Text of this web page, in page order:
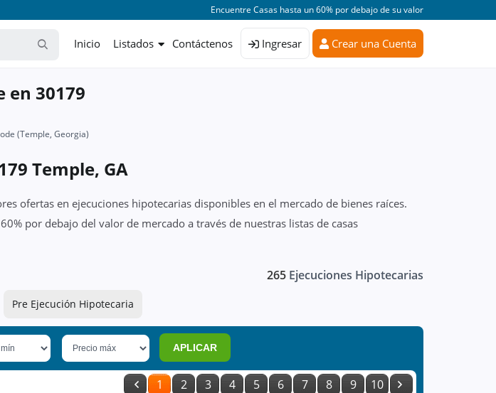
Encuentre Casas hasta un 60% por debajo de su valor
Inicio Listados Contáctenos Ingresar Crear una Cuenta
en 30179
(Temple, Georgia)
Temple, GA
ofertas en ejecuciones hipotecarias disponibles en el mercado de bienes raíces.
por debajo del valor de mercado a través de nuestras listas de casas
265 Ejecuciones Hipotecarias
Pre Ejecución Hipotecaria
APLICAR
1 2 3 4 5 6 7 8 9 10